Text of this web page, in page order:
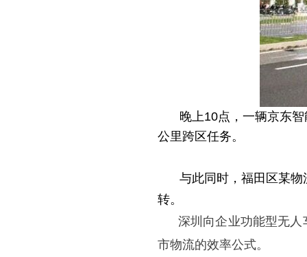
晚上10点，一辆京东智
公里跨区任务。
与此同时，福田区某物
转。
深圳向企业功能型无人
市物流的效率公式。